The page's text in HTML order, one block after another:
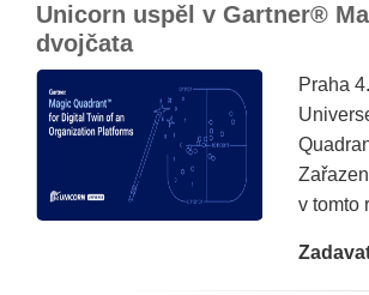
Unicorn uspěl v Gartner®
dvojčata
Praha
v tomto